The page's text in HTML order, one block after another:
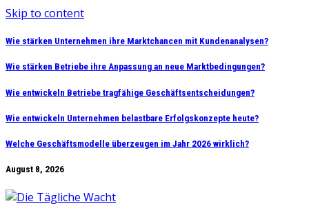
Skip to content
Wie stärken Unternehmen ihre Marktchancen mit Kundenanalysen?
Wie stärken Betriebe ihre Anpassung an neue Marktbedingungen?
Wie entwickeln Betriebe tragfähige Geschäftsentscheidungen?
Wie entwickeln Unternehmen belastbare Erfolgskonzepte heute?
Welche Geschäftsmodelle überzeugen im Jahr 2026 wirklich?
August 8, 2026